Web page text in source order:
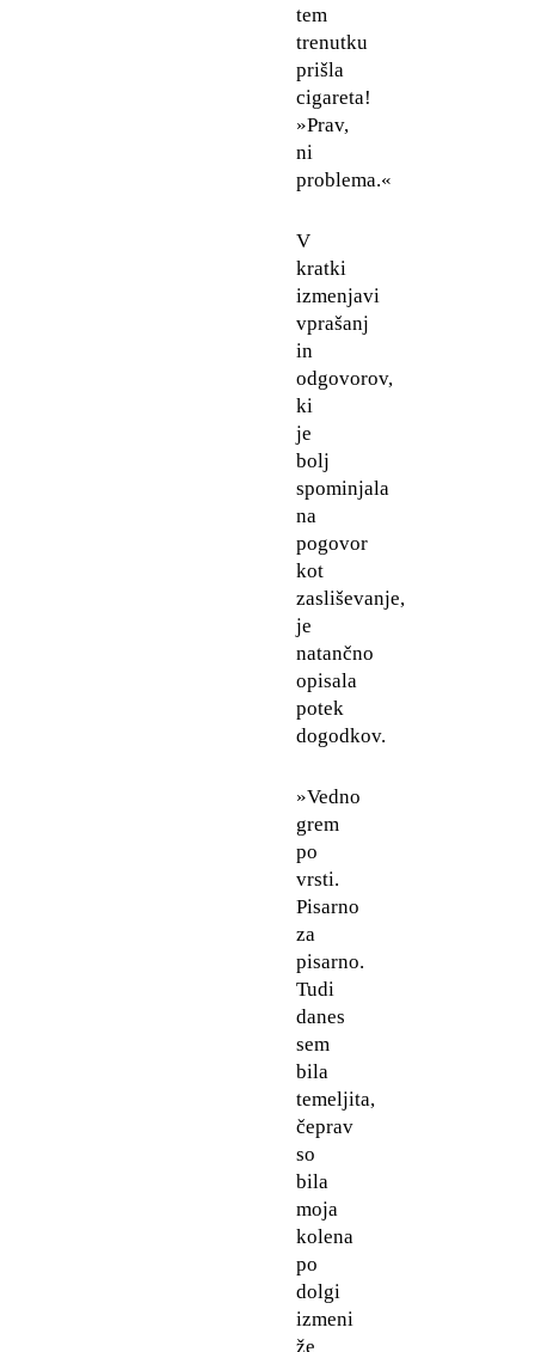
tem
trenutku
prišla
cigareta!
»Prav,
ni
problema.«
V
kratki
izmenjavi
vprašanj
in
odgovorov,
ki
je
bolj
spominjala
na
pogovor
kot
zasliševanje,
je
natančno
opisala
potek
dogodkov.
»Vedno
grem
po
vrsti.
Pisarno
za
pisarno.
Tudi
danes
sem
bila
temeljita,
čeprav
so
bila
moja
kolena
po
dolgi
izmeni
že